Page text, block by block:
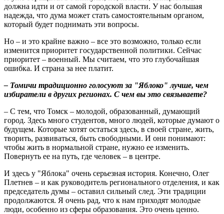
должна идти и от самой городской власти. У нас большая
надежда, что дума может стать самостоятельным органом,
который будет поднимать эти вопросы.
Но – и это крайне важно – все это возможно, только если
изменится приоритет государственной политики. Сейчас
приоритет – военный. Мы считаем, что это глубочайшая
ошибка. И страна за нее платит.
– Томичи традиционно голосуют за "Яблоко" лучше, чем
избиратели в других регионах. С чем вы это связываете?
– С тем, что Томск – молодой, образованный, думающий
город. Здесь много студентов, много людей, которые думают о
будущем. Которые хотят остаться здесь, в своей стране, жить,
творить, развиваться, быть свободными. И они понимают:
чтобы жить в нормальной стране, нужно ее изменить.
Повернуть ее на путь, где человек – в центре.
И здесь у "Яблока" очень серьезная история. Конечно, Олег
Плетнев – и как руководитель регионального отделения, и как
председатель думы – оставил сильный след. Эти традиции
продолжаются. Я очень рад, что к нам приходят молодые
люди, особенно из сферы образования. Это очень ценно.